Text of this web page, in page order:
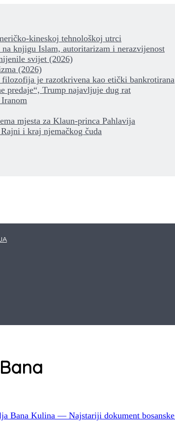
kineskoj tehnološkoj utrci
knjigu Islam, autoritarizam i nerazvijenost
svijet (2026)
(2026)
je razotkrivena kao etički bankrotirana
predaje“, Trump najavljuje dug rat
mjesta za Klaun-princa Pahlavija
i kraj njemačkog čuda